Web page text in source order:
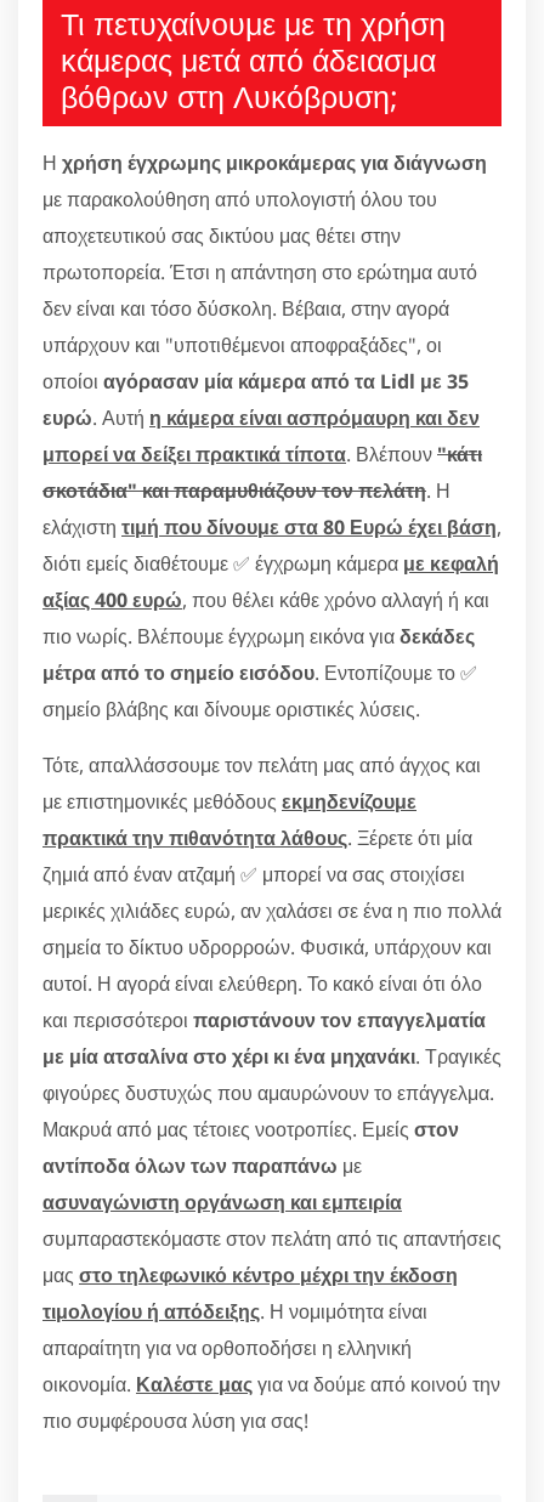
Τι πετυχαίνουμε με τη χρήση
κάμερας μετά από άδειασμα
βόθρων στη Λυκόβρυση;
Η χρήση έγχρωμης μικροκάμερας για διάγνωση
με παρακολούθηση από υπολογιστή όλου του
αποχετευτικού σας δικτύου μας θέτει στην
πρωτοπορεία. Έτσι η απάντηση στο ερώτημα αυτό
δεν είναι και τόσο δύσκολη. Βέβαια, στην αγορά
υπάρχουν και "υποτιθέμενοι αποφραξάδες", οι
οποίοι αγόρασαν μία κάμερα από τα Lidl με 35
ευρώ. Αυτή η κάμερα είναι ασπρόμαυρη και δεν
μπορεί να δείξει πρακτικά τίποτα. Βλέπουν"κάτι
σκοτάδια" και παραμυθιάζουν τον πελάτη. Η
ελάχιστη τιμή που δίνουμε στα 80 Ευρώ έχει βάση,
διότι εμείς διαθέτουμε ✅ έγχρωμη κάμερα με κεφαλή
αξίας 400 ευρώ, που θέλει κάθε χρόνο αλλαγή ή και
πιο νωρίς. Βλέπουμε έγχρωμη εικόνα γιαδεκάδες
μέτρα από το σημείο εισόδου. Εντοπίζουμε το ✅
σημείο βλάβης και δίνουμε οριστικές λύσεις.
Τότε, απαλλάσσουμε τον πελάτη μας από άγχος και
με επιστημονικές μεθόδους εκμηδενίζουμε
πρακτικά την πιθανότητα λάθους. Ξέρετε ότι μία
ζημιά από έναν ατζαμή ✅ μπορεί να σας στοιχίσει
μερικές χιλιάδες ευρώ, αν χαλάσει σε ένα η πιο πολλά
σημεία το δίκτυο υδρορροών. Φυσικά, υπάρχουν και
αυτοί. Η αγορά είναι ελεύθερη. Το κακό είναι ότι όλο
και περισσότεροι παριστάνουν τον επαγγελματία
με μία ατσαλίνα στο χέρι κι ένα μηχανάκι. Τραγικές
φιγούρες δυστυχώς που αμαυρώνουν το επάγγελμα.
Μακρυά από μας τέτοιες νοοτροπίες. Εμείς στον
αντίποδα όλων των παραπάνω με
ασυναγώνιστη οργάνωση και εμπειρία
συμπαραστεκόμαστε στον πελάτη από τις απαντήσεις
μας στο τηλεφωνικό κέντρο μέχρι την έκδοση
τιμολογίου ή απόδειξης. Η νομιμότητα είναι
απαραίτητη για να ορθοποδήσει η ελληνική
οικονομία. Καλέστε μαςγια να δούμε από κοινού την
πιο συμφέρουσα λύση για σας!